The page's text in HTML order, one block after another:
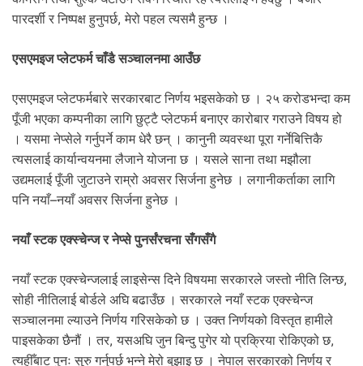
पारदर्शी र निष्पक्ष हुनुपर्छ, मेरो पहल त्यसमै हुन्छ ।
एसएमइज प्लेटफर्म चाँडै सञ्चालनमा आउँछ
एसएमइज प्लेटफर्मबारे सरकारबाट निर्णय भइसकेको छ । २५ करोडभन्दा कम
पूँजी भएका कम्पनीका लागि छुट्टै प्लेटफर्म बनाएर कारोबार गराउने विषय हो
। यसमा नेप्सेले गर्नुपर्ने काम धेरै छन् । कानुनी व्यवस्था पूरा गर्नेबित्तिकै
त्यसलाई कार्यान्वयनमा लैजाने योजना छ । यसले साना तथा मझौला
उद्यमलाई पूँजी जुटाउने राम्रो अवसर सिर्जना हुनेछ । लगानीकर्ताका लागि
पनि नयाँ–नयाँ अवसर सिर्जना हुनेछ ।
नयाँ स्टक एक्स्चेन्ज र नेप्से पुनर्संरचना सँगसँगै
नयाँ स्टक एक्स्चेन्जलाई लाइसेन्स दिने विषयमा सरकारले जस्तो नीति लिन्छ,
सोही नीतिलाई बोर्डले अघि बढाउँछ । सरकारले नयाँ स्टक एक्स्चेन्ज
सञ्चालनमा ल्याउने निर्णय गरिसकेको छ । उक्त निर्णयको विस्तृत हामीले
पाइसकेका छैनौं । तर, यसअघि जुन बिन्दु पुगेर यो प्रक्रिया रोकिएको छ,
त्यहीँबाट पुनः सुुरु गर्नुपर्छ भन्ने मेरो बुझाइ छ । नेपाल सरकारको निर्णय र